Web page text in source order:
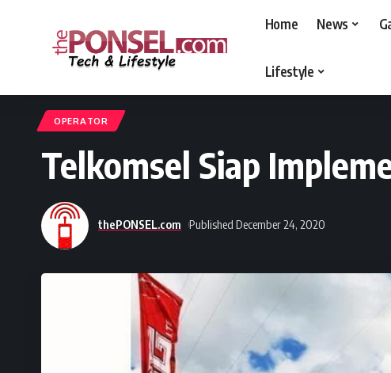
Home News
Lifestyle
OPERATOR
Telkomsel Siap
thePONSEL.com Published December 24, 2020